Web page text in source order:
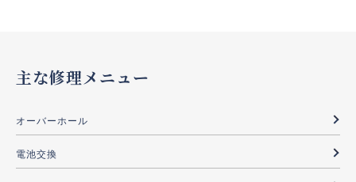
主な修理メニュー
オーバーホール
電池交換